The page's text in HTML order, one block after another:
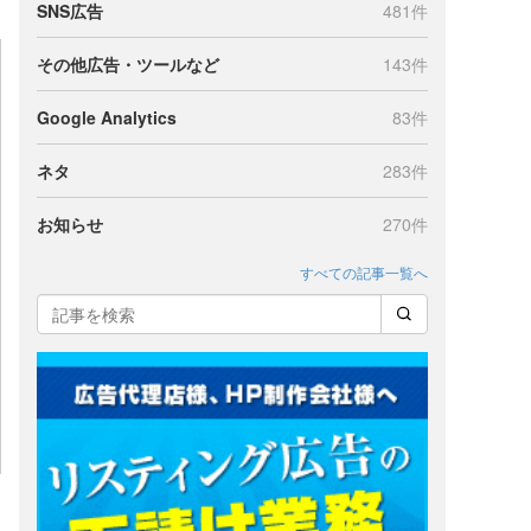
SNS広告 481件
その他広告・ツールなど 143件
Google Analytics 83件
ネタ 283件
お知らせ 270件
すべての記事一覧へ